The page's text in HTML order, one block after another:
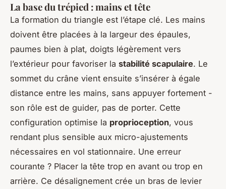
La base du trépied : mains et tête
La formation du triangle est l’étape clé. Les mains
doivent être placées à la largeur des épaules,
paumes bien à plat, doigts légèrement vers
l’extérieur pour favoriser la stabilité scapulaire. Le
sommet du crâne vient ensuite s’insérer à égale
distance entre les mains, sans appuyer fortement -
son rôle est de guider, pas de porter. Cette
configuration optimise la proprioception, vous
rendant plus sensible aux micro-ajustements
nécessaires en vol stationnaire. Une erreur
courante ? Placer la tête trop en avant ou trop en
arrière. Ce désalignement crée un bras de levier